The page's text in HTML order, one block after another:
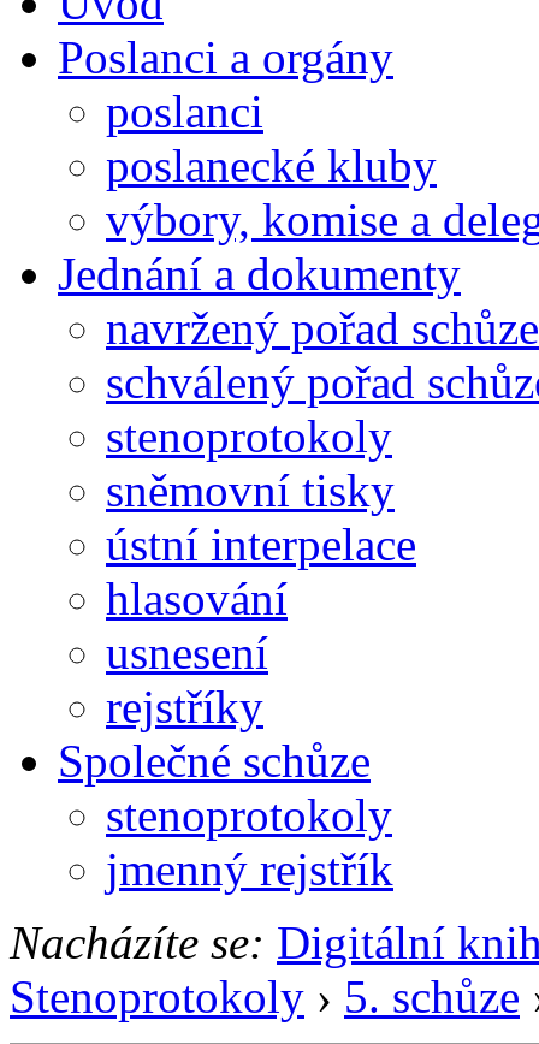
Poslanci a orgány
poslanci
poslanecké kluby
výbory, komise a
Jednání a dokumenty
navržený pořad schůze
schválený pořad
stenoprotokoly
sněmovní tisky
ústní interpelace
hlasování
usnesení
rejstříky
Společné schůze
stenoprotokoly
jmenný rejstřík
Nacházíte se: Digitální
Stenoprotokoly › 5. schůze